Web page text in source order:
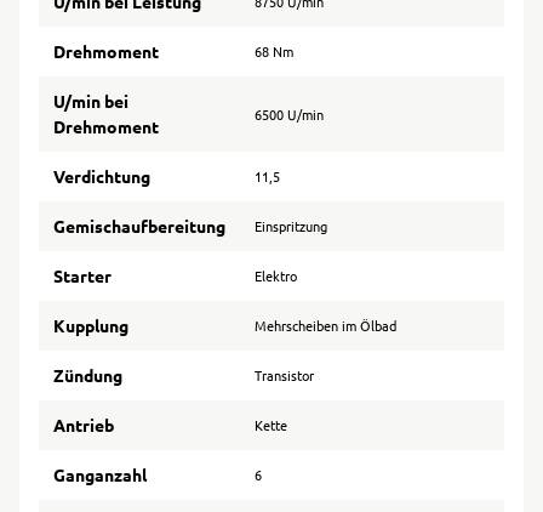
Drehmoment 68 Nm
U/min bei
Drehmoment
6500 U/min
Verdichtung 11,5
Gemischaufbereitung Einspritzung
Starter Elektro
Kupplung Mehrscheiben im Ölbad
Zündung Transistor
Antrieb Kette
Ganganzahl 6